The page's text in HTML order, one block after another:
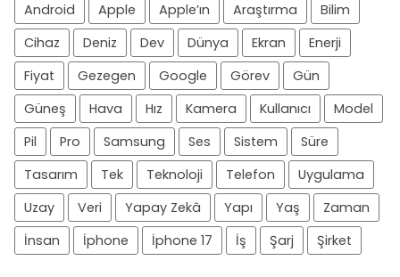
Android Apple Apple’ın Araştırma
Bilim
Cihaz
Deniz Dev Dünya Ekran
Enerji
Fiyat
Gezegen Google Görev
Gün
Güneş
Hava Hız Kamera Kullanıcı
Model
Pil
Pro Samsung Ses Sistem
Süre
Tasarım
Tek Teknoloji Telefon
Uygulama
Uzay
Veri Yapay Zekâ Yapı Yaş
Zaman
İnsan
İphone İphone 17 İş Şarj Şirket